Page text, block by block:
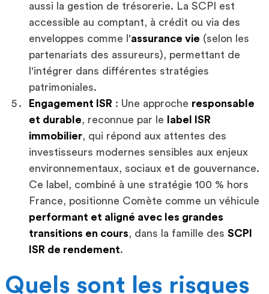
aussi la gestion de trésorerie. La SCPI est
accessible au comptant, à crédit ou via des
enveloppes comme l'assurance vie (selon les
partenariats des assureurs), permettant de
l'intégrer dans différentes stratégies
patrimoniales.
Engagement ISR : Une approche responsable
et durable, reconnue par le
label ISR
immobilier, qui répond aux attentes des
investisseurs modernes sensibles aux enjeux
environnementaux, sociaux et de gouvernance.
Ce label, combiné à une stratégie 100 % hors
France, positionne Comète comme un véhicule
performant et aligné avec les grandes
transitions en cours, dans la famille des SCPI
ISR de rendement.
Quels sont les risques